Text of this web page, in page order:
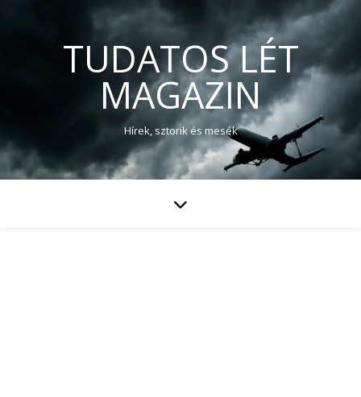
TUDATOS LÉT
MAGAZIN
Hírek, sztorik és mesék